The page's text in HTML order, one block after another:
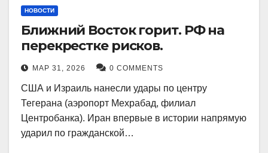
НОВОСТИ
Ближний Восток горит. РФ на
перекрестке рисков.
МАР 31, 2026 0 COMMENTS
США и Израиль нанесли удары по центру
Тегерана (аэропорт Мехрабад, филиал
Центробанка). Иран впервые в истории напрямую
ударил по гражданской…